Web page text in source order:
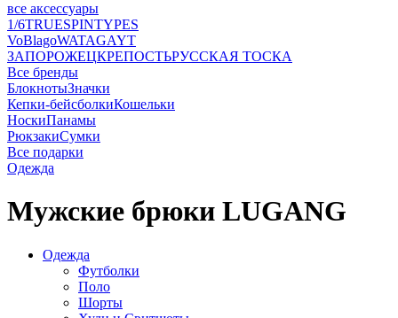
все аксессуары
1/6TRUESPINTYPES
VoBlagoWATAGAYT
ЗАПОРОЖЕЦКРЕПОСТЬРУССКАЯ ТОСКА
Все бренды
БлокнотыЗначки
Кепки-бейсболкиКошельки
НоскиПанамы
РюкзакиСумки
Все подарки
Одежда
Мужские брюки LUGANG
Одежда
Футболки
Поло
Шорты